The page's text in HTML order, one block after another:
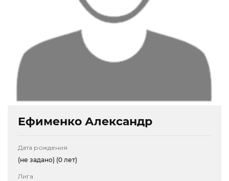
Ефименко Александр
Дата рождения
(не задано) (0 лет)
Лига